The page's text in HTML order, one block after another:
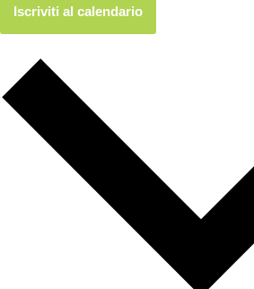
Iscriviti al calendario